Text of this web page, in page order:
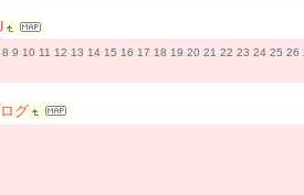
9 10 11 12 13 14 15 16 17 18 19 20 21 22 23 24 25 26
グ